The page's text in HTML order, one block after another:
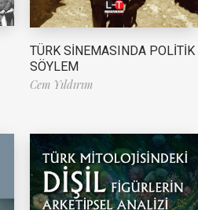
TÜRK SİNEMASINDA POLİTİK
SÖYLEM
Cem Yıldırım